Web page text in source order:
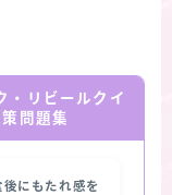
・リビールクイ
問題集
にもたれ感を